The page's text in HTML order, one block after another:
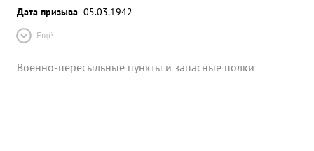
Дата призыва 05.03.1942
Ещё
Военно-пересыльные пункты и запасные полки